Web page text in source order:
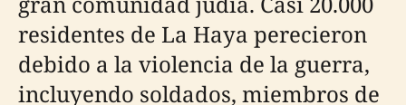
residentes de La Haya perecieron
debido a la violencia de la guerra,
incluyendo soldados, miembros de